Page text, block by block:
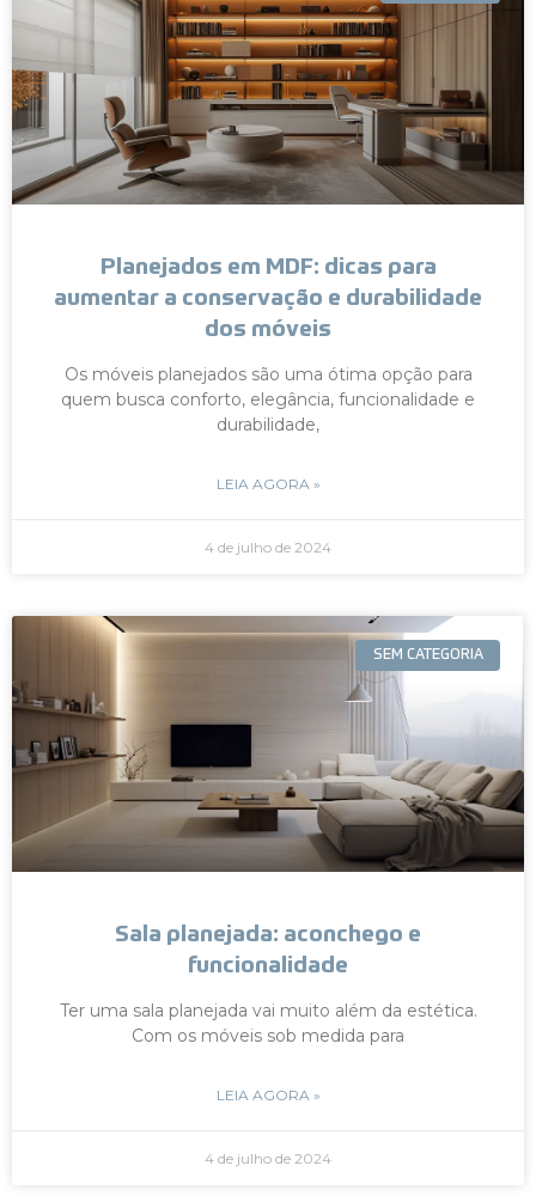
Planejados em MDF: dicas para
aumentar a conservação e durabilidade
dos móveis
Os móveis planejados são uma ótima opção para
quem busca conforto, elegância, funcionalidade e
durabilidade,
LEIA AGORA »
4 de julho de 2024
SEM CATEGORIA
Sala planejada: aconchego e
funcionalidade
Ter uma sala planejada vai muito além da estética.
Com os móveis sob medida para
LEIA AGORA »
4 de julho de 2024